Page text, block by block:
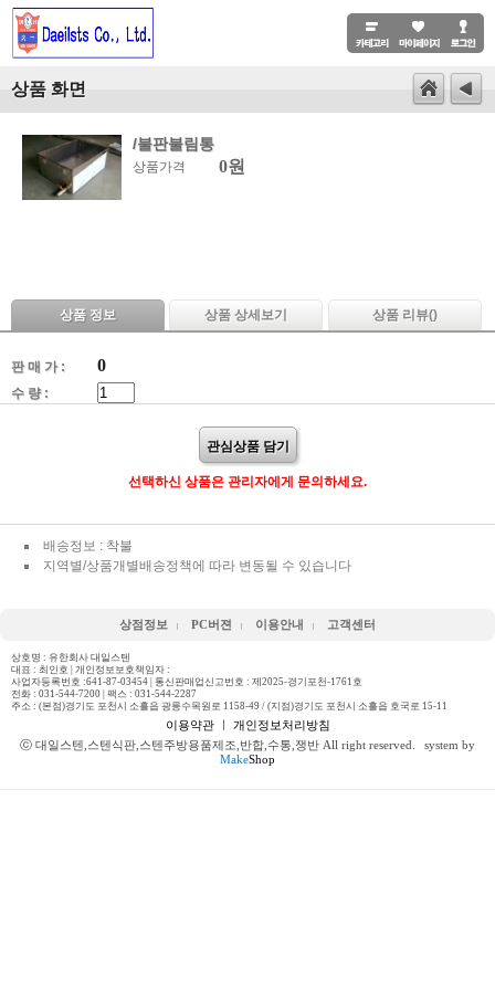
상품 화면
/불판불림통
상품가격 0원
상품 정보 상품 상세보기 상품 리뷰()
판 매 가 : 0
수 량 :
관심상품 담기
선택하신 상품은 관리자에게 문의하세요.
배송정보 : 착불
지역별/상품개별배송정책에 따라 변동될 수 있습니다
상점정보 PC버젼 이용안내 고객센터
상호명 : 유한회사 대일스텐
대표 : 최인호 | 개인정보보호책임자 :
사업자등록번호 :641-87-03454 | 통신판매업신고번호 : 제2025-경기포천-1761호
전화 : 031-544-7200 | 팩스 : 031-544-2287
주소 : (본점)경기도 포천시 소흘읍 광릉수목원로 1158-49 / (지점)경기도 포천시 소흘읍 호국로 15-11
이용약관ㅣ 개인정보처리방침
ⓒ 대일스텐,스텐식판,스텐주방용품제조,반합,수통,쟁반 All right reserved.
system by
MakeShop